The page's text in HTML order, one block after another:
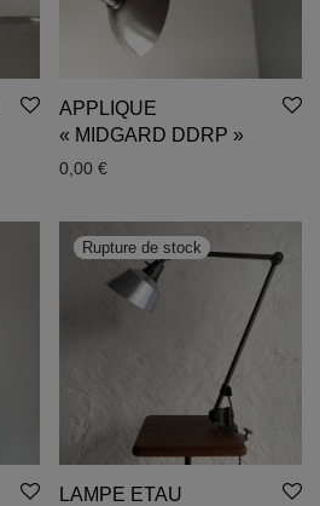
APPLIQUE
« MIDGARD DDRP »
0,00 €
LAMPE ETAU